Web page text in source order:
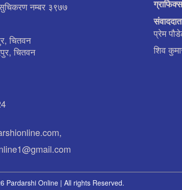
नम्बर ३९७७
चितवन
चितवन
प्रेम
शिव
Pardarshi Online | All rights Reserved.